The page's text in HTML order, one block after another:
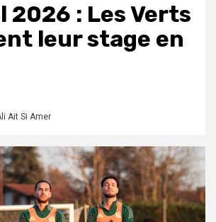
2026 : Les Verts
leur stage en
Ait Si Amer